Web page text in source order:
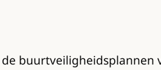
buurtveiligheidsplannen